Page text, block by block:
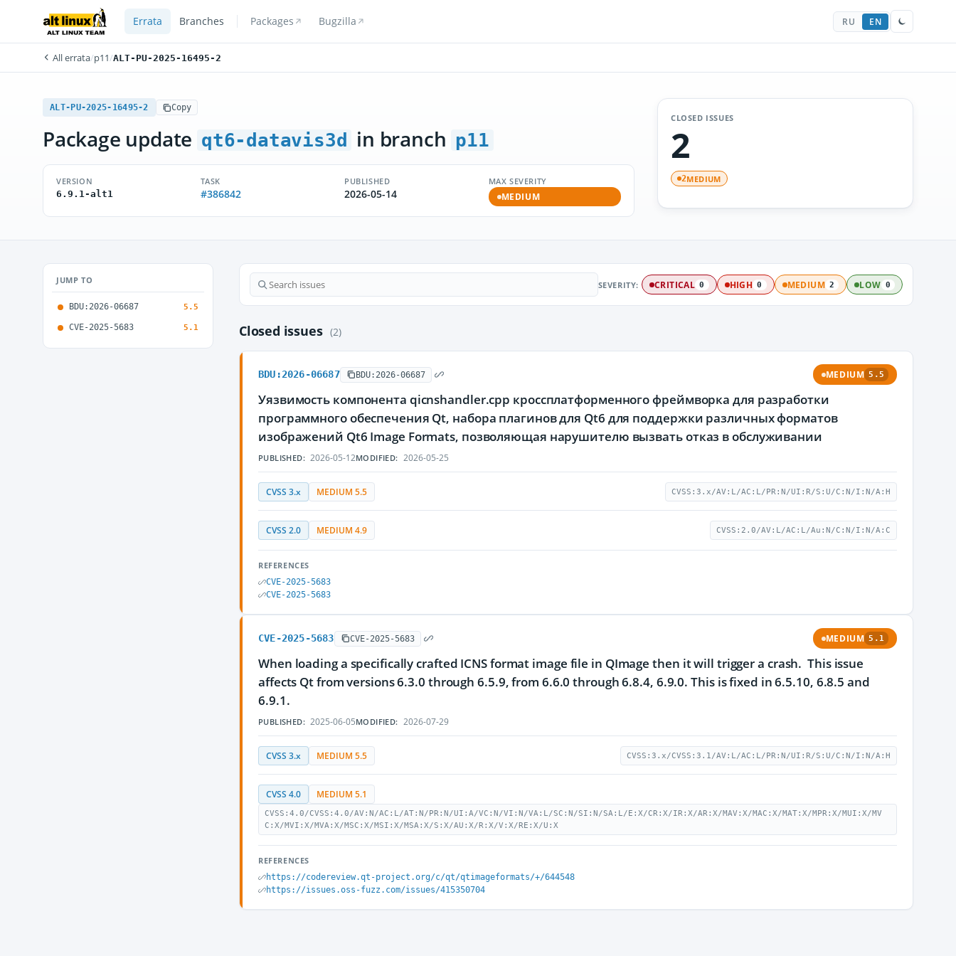
Errata Branches Packages Bugzilla RU EN
All errata/p11/ALT-PU-2025-16495-2
ALT-PU-2025-16495-2 Copy
Package update qt6-datavis3d in branch p11
VERSION
6.9.1-alt1
TASK
#386842
PUBLISHED
2026-05-14
MAX SEVERITY
MEDIUM
CLOSED ISSUES
2
2MEDIUM
JUMP TO
BDU:2026-06687 5.5
CVE-2025-5683 5.1
SEVERITY: CRITICAL 0 HIGH 0 MEDIUM 2 LOW 0
Closed issues (2)
BDU:2026-06687 BDU:2026-06687 MEDIUM 5.5
Уязвимость компонента qicnshandler.cpp кроссплатформенного фреймворка для разработки
программного обеспечения Qt, набора плагинов для Qt6 для поддержки различных форматов
изображений Qt6 Image Formats, позволяющая нарушителю вызвать отказ в обслуживании
PUBLISHED: 2026-05-12MODIFIED: 2026-05-25
CVSS 3.x MEDIUM 5.5 CVSS:3.x/AV:L/AC:L/PR:N/UI:R/S:U/C:N/I:N/A:H
CVSS 2.0 MEDIUM 4.9 CVSS:2.0/AV:L/AC:L/Au:N/C:N/I:N/A:C
REFERENCES
CVE-2025-5683
CVE-2025-5683
CVE-2025-5683 CVE-2025-5683 MEDIUM 5.1
When loading a specifically crafted ICNS format image file in QImage then it will trigger a crash. This issue
affects Qt from versions 6.3.0 through 6.5.9, from 6.6.0 through 6.8.4, 6.9.0. This is fixed in 6.5.10, 6.8.5 and
6.9.1.
PUBLISHED: 2025-06-05MODIFIED: 2026-07-29
CVSS 3.x MEDIUM 5.5 CVSS:3.x/CVSS:3.1/AV:L/AC:L/PR:N/UI:R/S:U/C:N/I:N/A:H
CVSS 4.0 MEDIUM 5.1
CVSS:4.0/CVSS:4.0/AV:N/AC:L/AT:N/PR:N/UI:A/VC:N/VI:N/VA:L/SC:N/SI:N/SA:L/E:X/CR:X/IR:X/AR:X/MAV:X/MAC:X/MAT:X/MPR:X/MUI:X/MV
C:X/MVI:X/MVA:X/MSC:X/MSI:X/MSA:X/S:X/AU:X/R:X/V:X/RE:X/U:X
REFERENCES
https://codereview.qt-project.org/c/qt/qtimageformats/+/644548
https://issues.oss-fuzz.com/issues/415350704